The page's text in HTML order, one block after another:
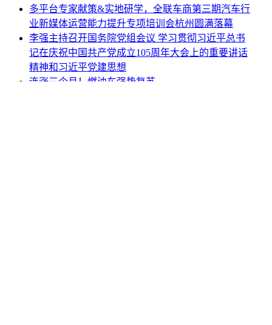
多平台专家献策&实地研学，全联车商第三期汽车行
业新媒体运营能力提升专项培训会杭州圆满落幕
李强主持召开国务院党组会议 学习贯彻习近平总书
记在庆祝中国共产党成立105周年大会上的重要讲话
精神和习近平党建思想
连涨三个月！燃油车强势复苏